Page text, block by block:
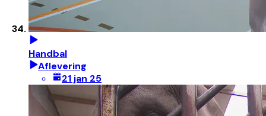
Handbal
Aflevering
21 jan 25